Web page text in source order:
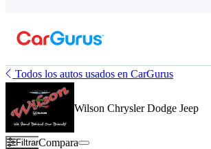
Todos los autos usados en CarGurus
Wilson Chrysler Dodge Jeep
FiltrarCompara